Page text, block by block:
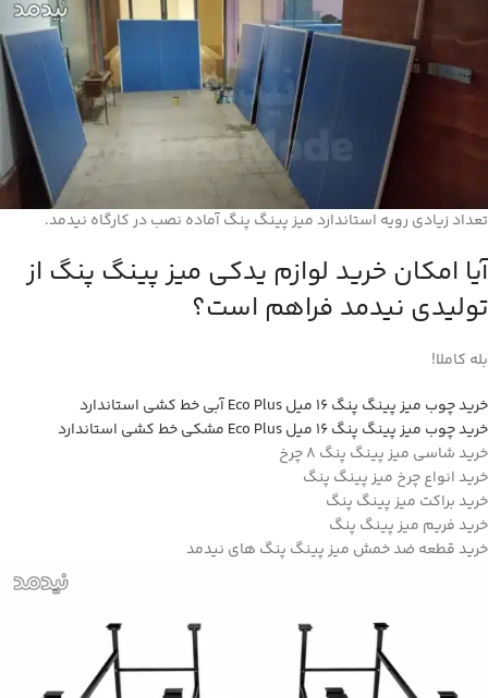
تعداد زیادی رویه استاندارد میز پینگ پنگ آماده نصب در کارگاه نیدمد.
آیا امکان خرید لوازم یدکی میز پینگ پنگ از
تولیدی نیدمد فراهم است؟
بله کاملا!
خرید چوب میز پینگ پنگ 16 میل Eco Plus آبی خط کشی استاندارد
خرید چوب میز پینگ پنگ 16 میل Eco Plus مشکی خط کشی استاندارد
خرید شاسی میز پینگ پنگ 8 چرخ
خرید انواع چرخ میز پینگ پنگ
خرید براکت میز پینگ پنگ
خرید فریم میز پینگ پنگ
خرید قطعه ضد خمش میز پینگ پنگ های نیدمد